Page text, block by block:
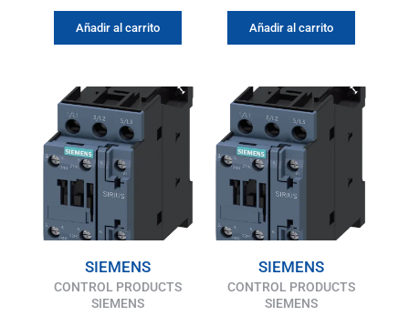
Añadir al carrito Añadir al carrito
SIEMENS
CONTROL PRODUCTS
SIEMENS
SIEMENS
CONTROL PRODUCTS
SIEMENS